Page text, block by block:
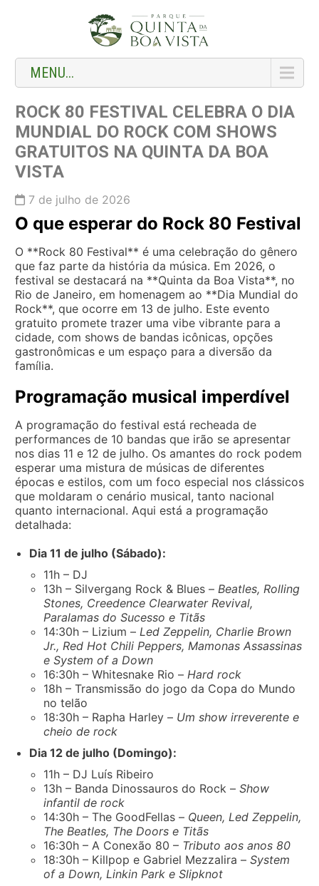
MENU...
ROCK 80 FESTIVAL CELEBRA O DIA
MUNDIAL DO ROCK COM SHOWS
GRATUITOS NA QUINTA DA BOA
VISTA
7 de julho de 2026
O que esperar do Rock 80 Festival
O **Rock 80 Festival** é uma celebração do gênero
que faz parte da história da música. Em 2026, o
festival se destacará na **Quinta da Boa Vista**, no
Rio de Janeiro, em homenagem ao **Dia Mundial do
Rock**, que ocorre em 13 de julho. Este evento
gratuito promete trazer uma vibe vibrante para a
cidade, com shows de bandas icônicas, opções
gastronômicas e um espaço para a diversão da
família.
Programação musical imperdível
A programação do festival está recheada de
performances de 10 bandas que irão se apresentar
nos dias 11 e 12 de julho. Os amantes do rock podem
esperar uma mistura de músicas de diferentes
épocas e estilos, com um foco especial nos clássicos
que moldaram o cenário musical, tanto nacional
quanto internacional. Aqui está a programação
detalhada:
Dia 11 de julho (Sábado):
11h – DJ
13h – Silvergang Rock & Blues – Beatles, Rolling
Stones, Creedence Clearwater Revival,
Paralamas do Sucesso e Titãs
14:30h – Lizium – Led Zeppelin, Charlie Brown
Jr., Red Hot Chili Peppers, Mamonas Assassinas
e System of a Down
16:30h – Whitesnake Rio – Hard rock
18h – Transmissão do jogo da Copa do Mundo
no telão
18:30h – Rapha Harley – Um show irreverente e
cheio de rock
Dia 12 de julho (Domingo):
11h – DJ Luís Ribeiro
13h – Banda Dinossauros do Rock – Show
infantil de rock
14:30h – The GoodFellas – Queen, Led Zeppelin,
The Beatles, The Doors e Titãs
16:30h – A Conexão 80 – Tributo aos anos 80
18:30h – Killpop e Gabriel Mezzalira – System
of a Down, Linkin Park e Slipknot